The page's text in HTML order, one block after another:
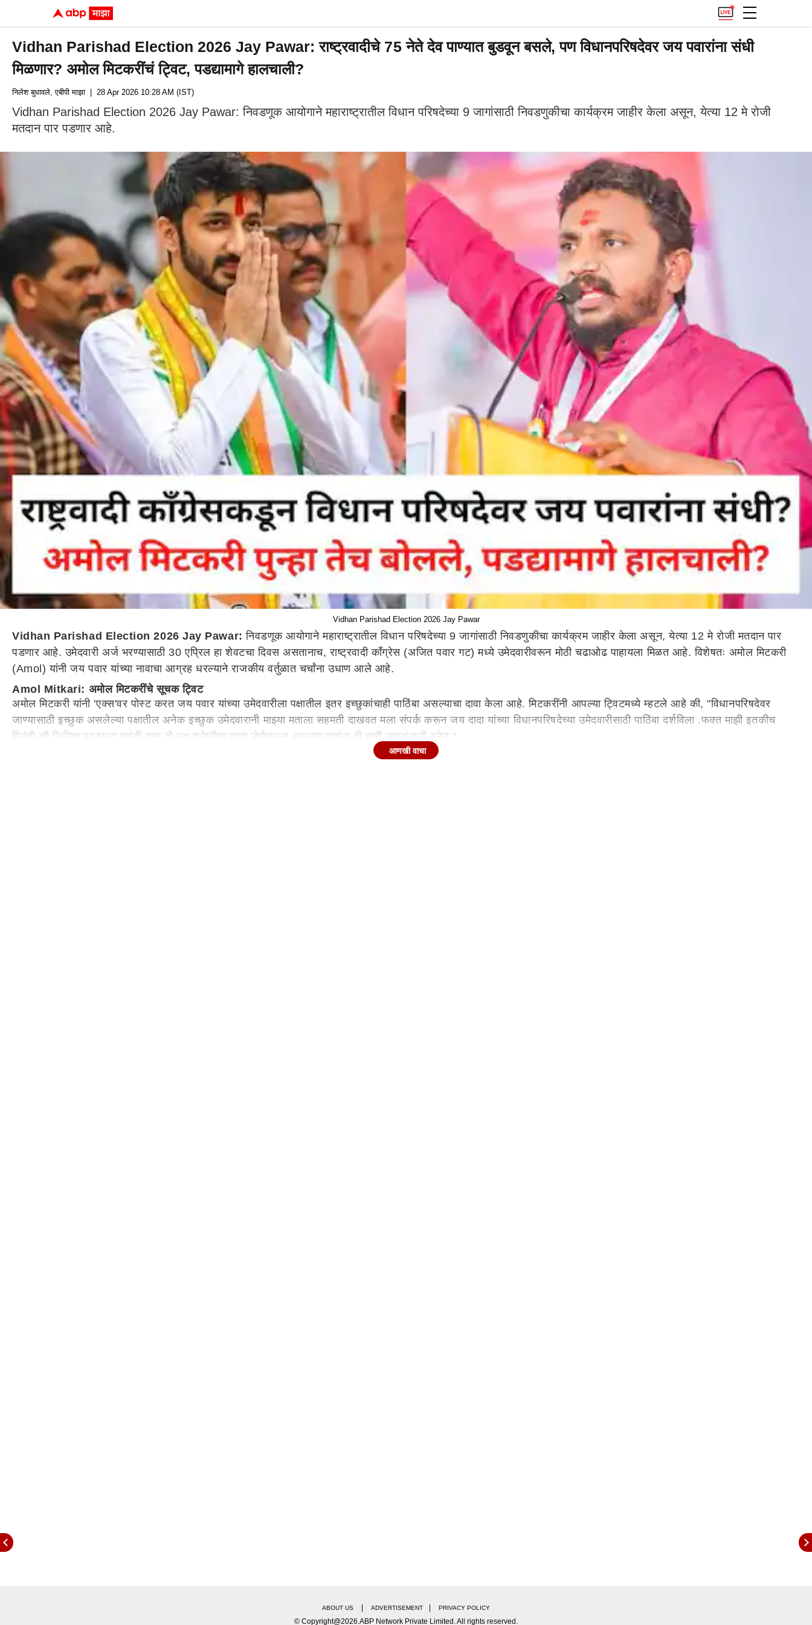
Vidhan Parishad Election 2026 Jay Pawar: राष्ट्रवादीचे 75 नेते देव पाण्यात बुडवून बसले, पण विधानपरिषदेवर जय पवारांना संधी
मिळणार? अमोल मिटकरींचं ट्विट, पडद्यामागे हालचाली?
निलेश बुधावले, एबीपी माझा | 28 Apr 2026 10:28 AM (IST)
Vidhan Parishad Election 2026 Jay Pawar: निवडणूक आयोगाने महाराष्ट्रातील विधान परिषदेच्या 9 जागांसाठी निवडणुकीचा कार्यक्रम जाहीर केला असून, येत्या 12 मे रोजी
मतदान पार पडणार आहे.
Vidhan Parishad Election 2026 Jay Pawar
Vidhan Parishad Election 2026 Jay Pawar: निवडणूक आयोगाने महाराष्ट्रातील विधान परिषदेच्या 9 जागांसाठी निवडणुकीचा कार्यक्रम जाहीर केला असून, येत्या 12 मे रोजी मतदान पार
पडणार आहे. उमेदवारी अर्ज भरण्यासाठी 30 एप्रिल हा शेवटचा दिवस असतानाच, राष्ट्रवादी काँग्रेस (अजित पवार गट) मध्ये उमेदवारीवरून मोठी चढाओढ पाहायला मिळत आहे. विशेषतः अमोल मिटकरी
(Amol) यांनी जय पवार यांच्या नावाचा आग्रह धरल्याने राजकीय वर्तुळात चर्चांना उधाण आले आहे.
Amol Mitkari: अमोल मिटकरींचे सूचक ट्विट
अमोल मिटकरी यांनी 'एक्स'वर पोस्ट करत जय पवार यांच्या उमेदवारीला पक्षातील इतर इच्छुकांचाही पाठिंबा असल्याचा दावा केला आहे. मिटकरींनी आपल्या ट्विटमध्ये म्हटले आहे की, "विधानपरिषदेवर
जाण्यासाठी इच्छुक असलेल्या पक्षातील अनेक इच्छुक उमेदवारानी माझ्या मताला सहमती दाखवत मला संपर्क करून जय दादा यांच्या विधानपरिषदेच्या उमेदवारीसाठी पाठिंबा दर्शविला .फक्त माझी इतकीच
विनंती की लिखित स्वरुपात त्यांनी तसा तो पक्ष श्रेष्ठीना द्यावा जेणेकरून आपल्या दादांना ती खरी आदरांजली ठरेल."
आणखी वाचा
ABOUT US ADVERTISEMENT PRIVACY POLICY
© Copyright@2026.ABP Network Private Limited. All rights reserved.